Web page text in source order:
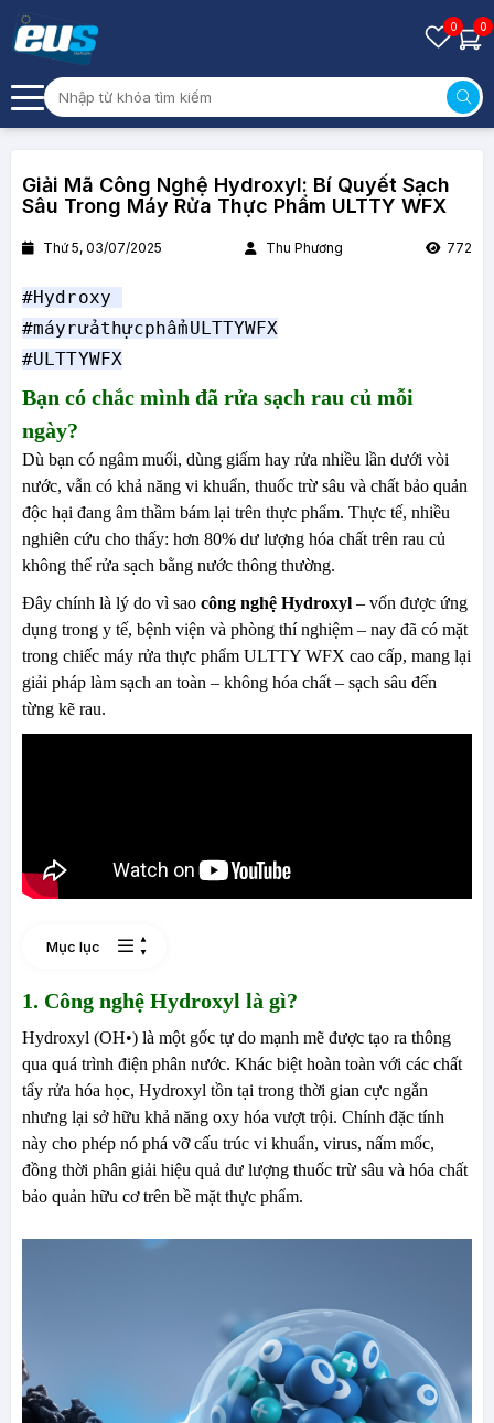
0 0
Giải Mã Công Nghệ Hydroxyl: Bí Quyết Sạch
Sâu Trong Máy Rửa Thực Phẩm ULTTY WFX
Thứ 5, 03/07/2025 Thu Phương 772
#Hydroxy
#máyrửathựcphẩmULTTYWFX
#ULTTYWFX
Bạn có chắc mình đã rửa sạch rau củ mỗi
ngày?
Dù bạn có ngâm muối, dùng giấm hay rửa nhiều lần dưới vòi
nước, vẫn có khả năng vi khuẩn, thuốc trừ sâu và chất bảo quản
độc hại đang âm thầm bám lại trên thực phẩm. Thực tế, nhiều
nghiên cứu cho thấy: hơn 80% dư lượng hóa chất trên rau củ
không thể rửa sạch bằng nước thông thường.
Đây chính là lý do vì sao công nghệ Hydroxyl – vốn được ứng
dụng trong y tế, bệnh viện và phòng thí nghiệm – nay đã có mặt
trong chiếc máy rửa thực phẩm ULTTY WFX cao cấp, mang lại
giải pháp làm sạch an toàn – không hóa chất – sạch sâu đến
từng kẽ rau.
Mục lục
1. Công nghệ Hydroxyl là gì?
Hydroxyl (OH•) là một gốc tự do mạnh mẽ được tạo ra thông
qua quá trình điện phân nước. Khác biệt hoàn toàn với các chất
tẩy rửa hóa học, Hydroxyl tồn tại trong thời gian cực ngắn
nhưng lại sở hữu khả năng oxy hóa vượt trội. Chính đặc tính
này cho phép nó phá vỡ cấu trúc vi khuẩn, virus, nấm mốc,
đồng thời phân giải hiệu quả dư lượng thuốc trừ sâu và hóa chất
bảo quản hữu cơ trên bề mặt thực phẩm.